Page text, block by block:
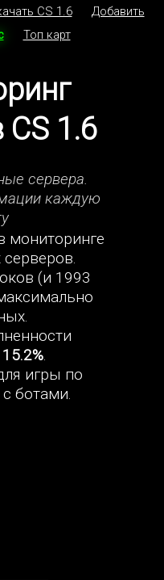
CS 1.6
Добавить
Топ карт
CS 1.6
сервера.
каждую
мониторинге
(и 1993
15.2%.
игры по
ботами.